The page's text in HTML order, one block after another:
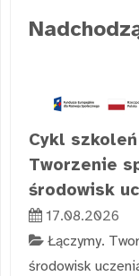
Cykl
Tworzenie
środowisk
17.08.2026
Łączymy.
środowisk